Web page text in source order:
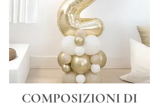
COMPOSIZIONI DI